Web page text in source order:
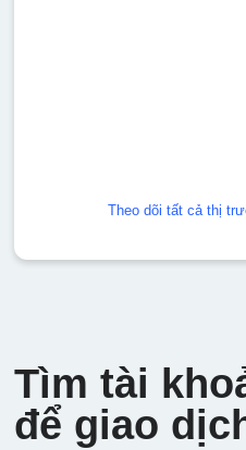
Theo dõi tất cả thị
Tìm tài
để giao